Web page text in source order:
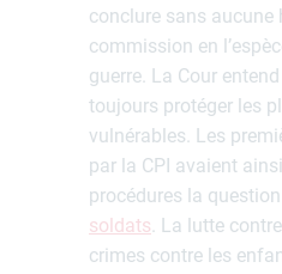
conclure sans aucune
commission en
guerre. La Cour
toujours protéger les
vulnérables. Les
par la CPI avaient
procédures la
soldats. La lutte
crimes contre les